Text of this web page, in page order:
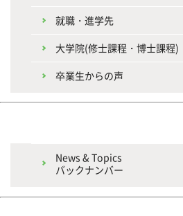
就職・進学先
大学院(修士課程・博士課程)
卒業生からの声
News & Topics
バックナンバー